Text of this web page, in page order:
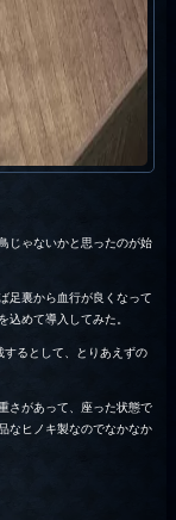
じゃないかと思ったのが始
足裏から血行が良くなって
込めて導入してみた。
するとして、とりあえずの
さがあって、座った状態で
なヒノキ製なのでなかなか